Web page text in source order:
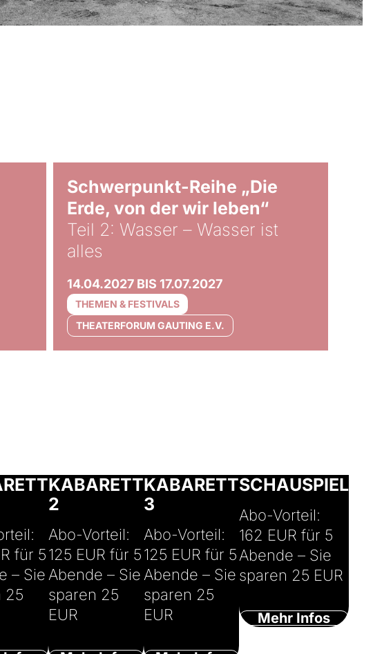
Schwerpunkt-Reihe „Die
Erde, von der wir leben“
Teil 2: Wasser – Wasser ist
alles
14.04.2027 BIS 17.07.2027
THEMEN & FESTIVALS
THEATERFORUM GAUTING E.V.
für 5
– Sie
25
KABARETT
2
Abo-Vorteil:
125 EUR für 5
Abende – Sie
sparen 25
EUR
KABARETT
3
Abo-Vorteil:
125 EUR für 5
Abende – Sie
sparen 25
EUR
SCHAUSPIEL
Abo-Vorteil:
162 EUR für 5
Abende – Sie
sparen 25 EUR
Mehr Infos